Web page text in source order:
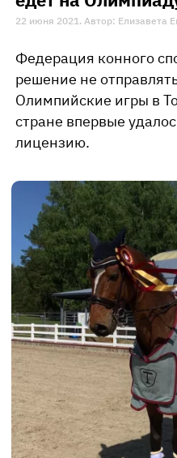
22 июня 2021. Автор: Елизавета
Федерация конного
решение не
Олимпийские игры в
стране впервые
лицензию.